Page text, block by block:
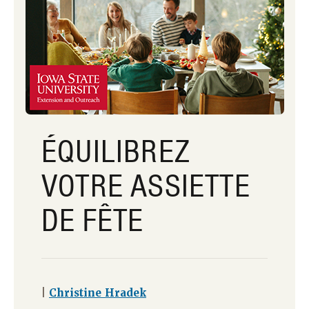
ÉQUILIBREZ
VOTRE ASSIETTE
DE FÊTE
Christine Hradek